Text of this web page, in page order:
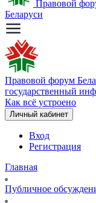
Правовой
Беларуси
Правовой форум
государственный
Как всё устроено
Личный кабинет
Вход
Регистрация
Главная
Публичное